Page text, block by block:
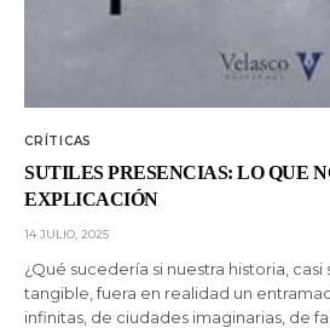
CRÍTICAS
SUTILES PRESENCIAS: LO QUE
EXPLICACIÓN
14 JULIO, 2025
¿Qué sucedería si nuestra historia,
tangible, fuera en realidad un
infinitas, de ciudades imaginarias, de